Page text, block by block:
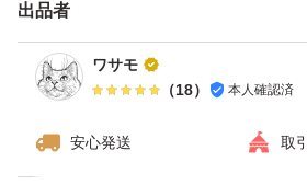
出品者
ワサモ
（18） 本人確認済
安心発送 取